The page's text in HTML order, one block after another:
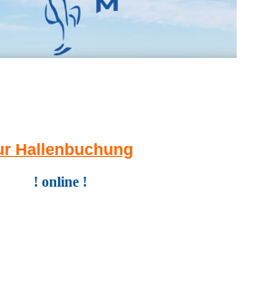
Hallenbuchung
! online !